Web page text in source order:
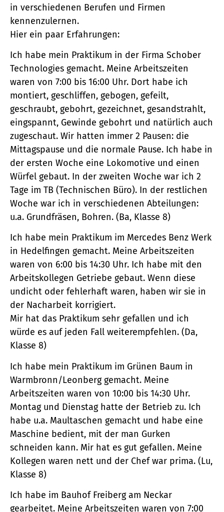
in verschiedenen Berufen und Firmen
kennenzulernen.
Hier ein paar Erfahrungen:
Ich habe mein Praktikum in der Firma Schober
Technologies gemacht. Meine Arbeitszeiten
waren von 7:00 bis 16:00 Uhr. Dort habe ich
montiert, geschliffen, gebogen, gefeilt,
geschraubt, gebohrt, gezeichnet, gesandstrahlt,
eingspannt, Gewinde gebohrt und natürlich auch
zugeschaut. Wir hatten immer 2 Pausen: die
Mittagspause und die normale Pause. Ich habe in
der ersten Woche eine Lokomotive und einen
Würfel gebaut. In der zweiten Woche war ich 2
Tage im TB (Technischen Büro). In der restlichen
Woche war ich in verschiedenen Abteilungen:
u.a. Grundfräsen, Bohren. (Ba, Klasse 8)
Ich habe mein Praktikum im Mercedes Benz Werk
in Hedelfingen gemacht. Meine Arbeitszeiten
waren von 6:00 bis 14:30 Uhr. Ich habe mit den
Arbeitskollegen Getriebe gebaut. Wenn diese
undicht oder fehlerhaft waren, haben wir sie in
der Nacharbeit korrigiert.
Mir hat das Praktikum sehr gefallen und ich
würde es auf jeden Fall weiterempfehlen. (Da,
Klasse 8)
Ich habe mein Praktikum im Grünen Baum in
Warmbronn/Leonberg gemacht. Meine
Arbeitszeiten waren von 10:00 bis 14:30 Uhr.
Montag und Dienstag hatte der Betrieb zu. Ich
habe u.a. Maultaschen gemacht und habe eine
Maschine bedient, mit der man Gurken
schneiden kann. Mir hat es gut gefallen. Meine
Kollegen waren nett und der Chef war prima. (Lu,
Klasse 8)
Ich habe im Bauhof Freiberg am Neckar
gearbeitet. Meine Arbeitszeiten waren von 7:00